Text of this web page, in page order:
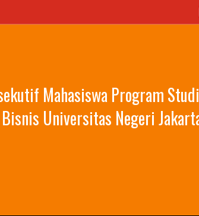
Mahasiswa Program
Universitas Negeri